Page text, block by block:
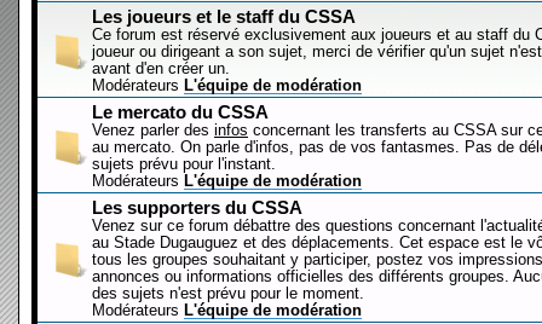
Les joueurs et le staff du CSSA
Ce forum est réservé exclusivement aux joueurs et au staff du
joueur ou dirigeant a son sujet, merci de vérifier qu'un sujet
avant d'en créer un.
Modérateurs L'équipe de modération
Le mercato du CSSA
Venez parler des infos concernant les transferts au CSSA sur
au mercato. On parle d'infos, pas de vos fantasmes. Pas de
sujets prévu pour l'instant.
Modérateurs L'équipe de modération
Les supporters du CSSA
Venez sur ce forum débattre des questions concernant
au Stade Dugauguez et des déplacements. Cet espace est le
tous les groupes souhaitant y participer, postez vos
annonces ou informations officielles des différents groupes.
des sujets n'est prévu pour le moment.
Modérateurs L'équipe de modération